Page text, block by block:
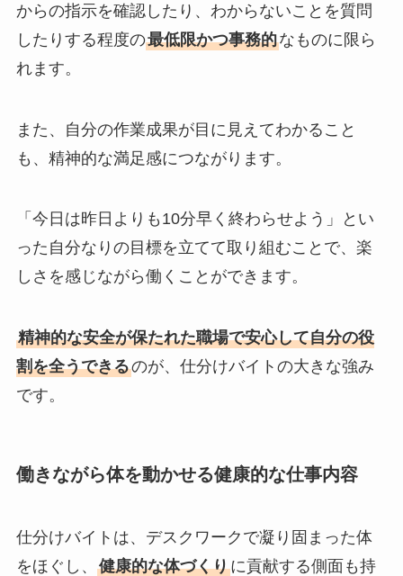
からの指示を確認したり、わからないことを質問
したりする程度の最低限かつ事務的なものに限ら
れます。
また、自分の作業成果が目に見えてわかること
も、精神的な満足感につながります。
「今日は昨日よりも10分早く終わらせよう」とい
った自分なりの目標を立てて取り組むことで、楽
しさを感じながら働くことができます。
精神的な安全が保たれた職場で安心して自分の役
割を全うできるのが、仕分けバイトの大きな強み
です。
働きながら体を動かせる健康的な仕事内容
仕分けバイトは、デスクワークで凝り固まった体
をほぐし、 健康的な体づくりに貢献する側面も持